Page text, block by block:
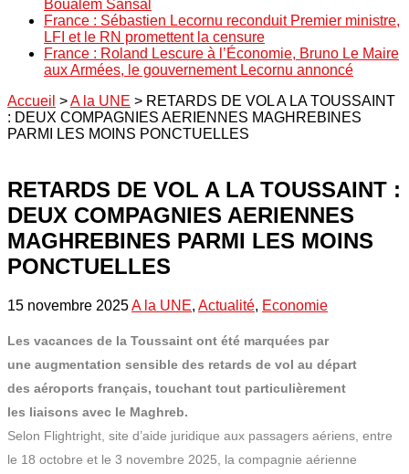
Boualem Sansal
France : Sébastien Lecornu reconduit Premier ministre,
LFI et le RN promettent la censure
France : Roland Lescure à l’Économie, Bruno Le Maire
aux Armées, le gouvernement Lecornu annoncé
Accueil >A la UNE > RETARDS DE VOL A LA TOUSSAINT
: DEUX COMPAGNIES AERIENNES MAGHREBINES
PARMI LES MOINS PONCTUELLES
RETARDS DE VOL A LA TOUSSAINT :
DEUX COMPAGNIES AERIENNES
MAGHREBINES PARMI LES MOINS
PONCTUELLES
15 novembre 2025A la UNE, Actualité, Economie
Les vacances de la Toussaint ont été marquées par
une augmentation sensible des retards de vol au départ
des aéroports français, touchant tout particulièrement
les liaisons avec le Maghreb.
Selon Flightright, site d’aide juridique aux passagers aériens, entre
le 18 octobre et le 3 novembre 2025, la compagnie aérienne